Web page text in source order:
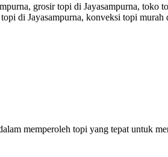
grosir topi di Jayasampurna, toko
di Jayasampurna, konveksi topi
memperoleh topi yang tepat untuk